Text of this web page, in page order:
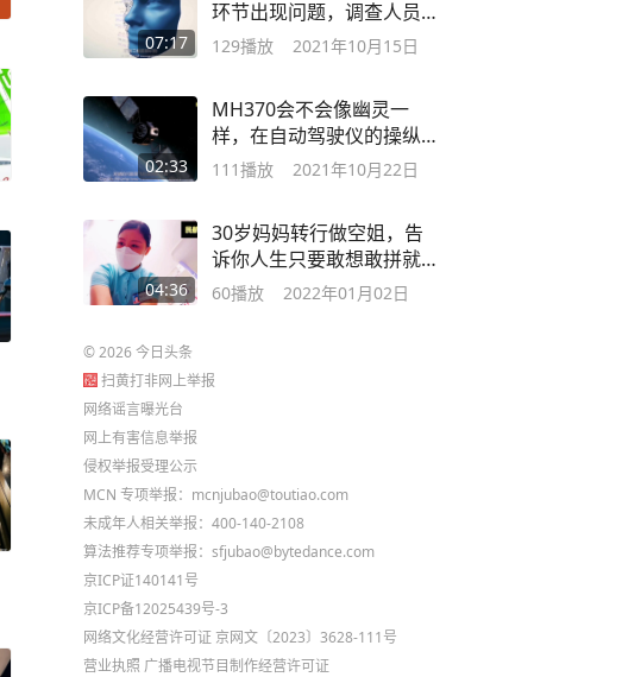
07:17
环节出现问题，调查人员
将逐一分析调查
129播放 2021年10月15日
02:33
MH370会不会像幽灵一
样，在自动驾驶仪的操纵
下飞向它安息的地方
111播放 2021年10月22日
04:36
30岁妈妈转行做空姐，告
诉你人生只要敢想敢拼就
可以开挂 励志片
60播放 2022年01月02日
©2026今日头条
扫黄打非网上举报
网络谣言曝光台
网上有害信息举报
侵权举报受理公示
MCN 专项举报：mcnjubao@toutiao.com
未成年人相关举报：400-140-2108
算法推荐专项举报：sfjubao@bytedance.com
京ICP证140141号
京ICP备12025439号-3
网络文化经营许可证 京网文〔2023〕3628-111号
营业执照 广播电视节目制作经营许可证